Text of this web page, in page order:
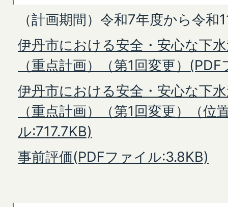
（計画期間）令和7年度から令和
伊丹市における安全・安心な下
（重点計画）（第1回変更）
伊丹市における安全・安心な下
（重点計画）（第1回変更）（位
ル:717.7KB)
事前評価(PDFファイル:3.8KB)